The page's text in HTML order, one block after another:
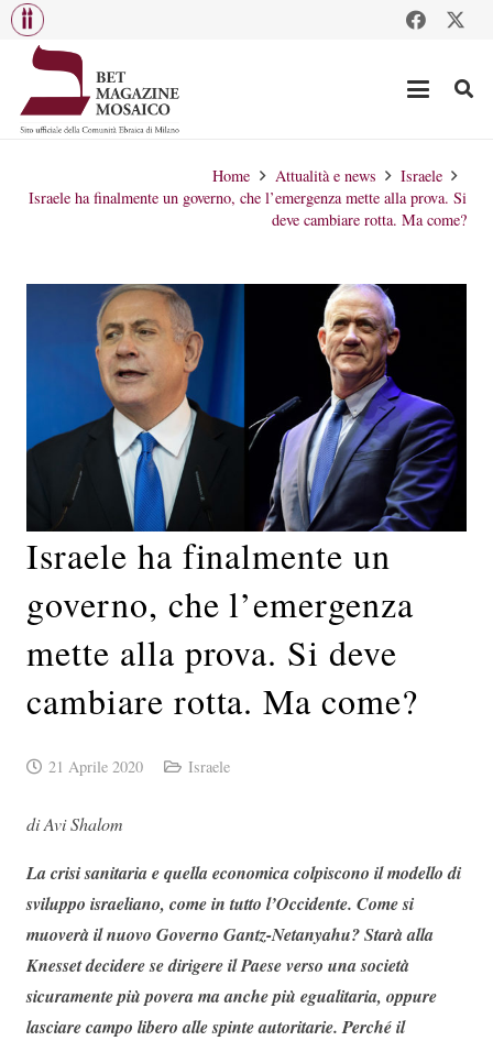
Home Attualità e news
Israele
Israele ha finalmente un governo, che l’emergenza mette alla prova. Si
deve cambiare rotta. Ma come?
Israele ha finalmente un
governo, che l’emergenza
mette alla prova. Si deve
cambiare rotta. Ma come?
21 Aprile 2020 Israele
di Avi Shalom
La crisi sanitaria e quella economica colpiscono il modello di
sviluppo israeliano, come in tutto l’Occidente. Come si
muoverà il nuovo Governo Gantz-Netanyahu? Starà alla
Knesset decidere se dirigere il Paese verso una società
sicuramente più povera ma anche più egualitaria, oppure
lasciare campo libero alle spinte autoritarie. Perché il